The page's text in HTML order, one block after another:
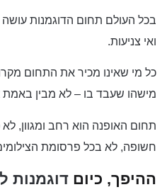
בכל העולם תחום הדוגמנות
ואי צניעות.
כל מי שאינו מכיר את התחום
מישהו שעבד בו – לא מבין באמת
תחום האופנה הוא רחב ומגוון,
חשופה, לא בכל פרסומת
ההיפך, כיום דוגמנות